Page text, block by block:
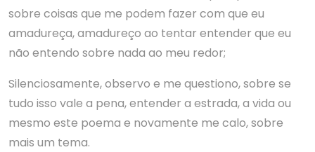
sobre coisas que me podem fazer com que eu
amadureça, amadureço ao tentar entender que eu
não entendo sobre nada ao meu redor;
Silenciosamente, observo e me questiono, sobre se
tudo isso vale a pena, entender a estrada, a vida ou
mesmo este poema e novamente me calo, sobre
mais um tema.